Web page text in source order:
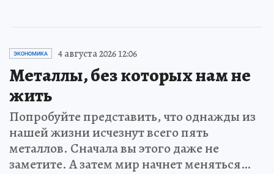
ЭКОНОМИКА 4 августа 2026 12:06
Металлы, без которых нам не
жить
Попробуйте представить, что однажды из
нашей жизни исчезнут всего пять
металлов. Сначала вы этого даже не
заметите. А затем мир начнет меняться…